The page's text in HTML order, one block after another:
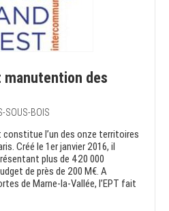
des
SOUS-BOIS
constitue l’un des onze territoires
Créé le 1er janvier 2016, il
plus de 420 000
de près de 200 M€. A
de Marne-la-Vallée, l’EPT fait